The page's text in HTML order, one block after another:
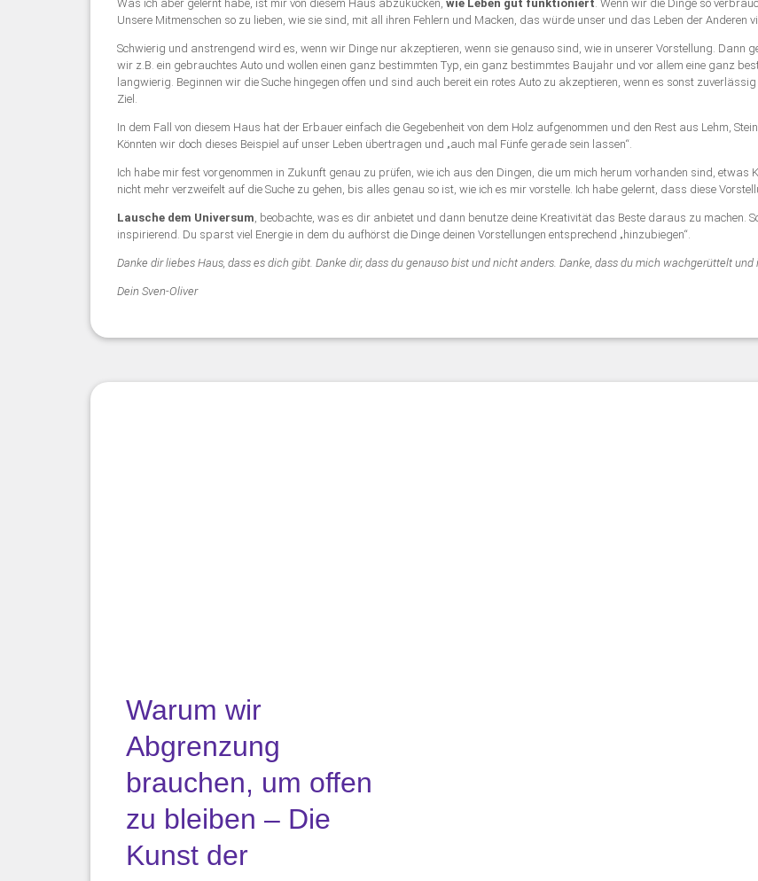
Was ich aber gelernt habe, ist mir von diesem Haus abzukucken, wie Leben gut funktioniert. Wenn wir die Dinge so
Unsere Mitmenschen so zu lieben, wie sie sind, mit all ihren Fehlern und Macken, das würde unser und das Leben der Anderen
Schwierig und anstrengend wird es, wenn wir Dinge nur akzeptieren, wenn sie genauso sind, wie in unserer Vorstellung. Dann
wir z.B. ein gebrauchtes Auto und wollen einen ganz bestimmten Typ, ein ganz bestimmtes Baujahr und vor allem eine ganz
langwierig. Beginnen wir die Suche hingegen offen und sind auch bereit ein rotes Auto zu akzeptieren, wenn es sonst
Ziel.
In dem Fall von diesem Haus hat der Erbauer einfach die Gegebenheit von dem Holz aufgenommen und den Rest aus Lehm,
Könnten wir doch dieses Beispiel auf unser Leben übertragen und „auch mal Fünfe gerade sein lassen“.
Ich habe mir fest vorgenommen in Zukunft genau zu prüfen, wie ich aus den Dingen, die um mich herum vorhanden sind, etwas
nicht mehr verzweifelt auf die Suche zu gehen, bis alles genau so ist, wie ich es mir vorstelle. Ich habe gelernt, dass diese
Lausche dem Universum, beobachte, was es dir anbietet und dann benutze deine Kreativität das Beste daraus zu machen.
inspirierend. Du sparst viel Energie in dem du aufhörst die Dinge deinen Vorstellungen entsprechend „hinzubiegen“.
Danke dir liebes Haus, dass es dich gibt. Danke dir, dass du genauso bist und nicht anders. Danke, dass du mich wachgerüttelt und
Dein Sven-Oliver
Warum wir
Abgrenzung
brauchen, um offen
zu bleiben – Die
Kunst der